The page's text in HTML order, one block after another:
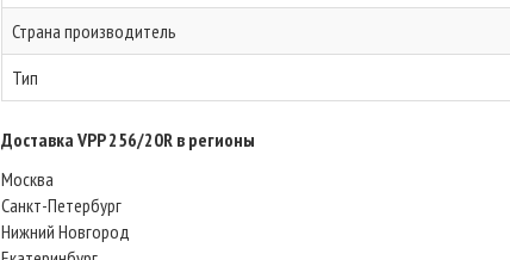
Страна производитель
Тип
Доставка VPP 256/20R в регионы
Москва
Санкт-Петербург
Нижний Новгород